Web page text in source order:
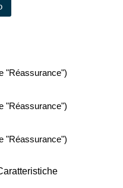
"Réassurance")
"Réassurance")
"Réassurance")